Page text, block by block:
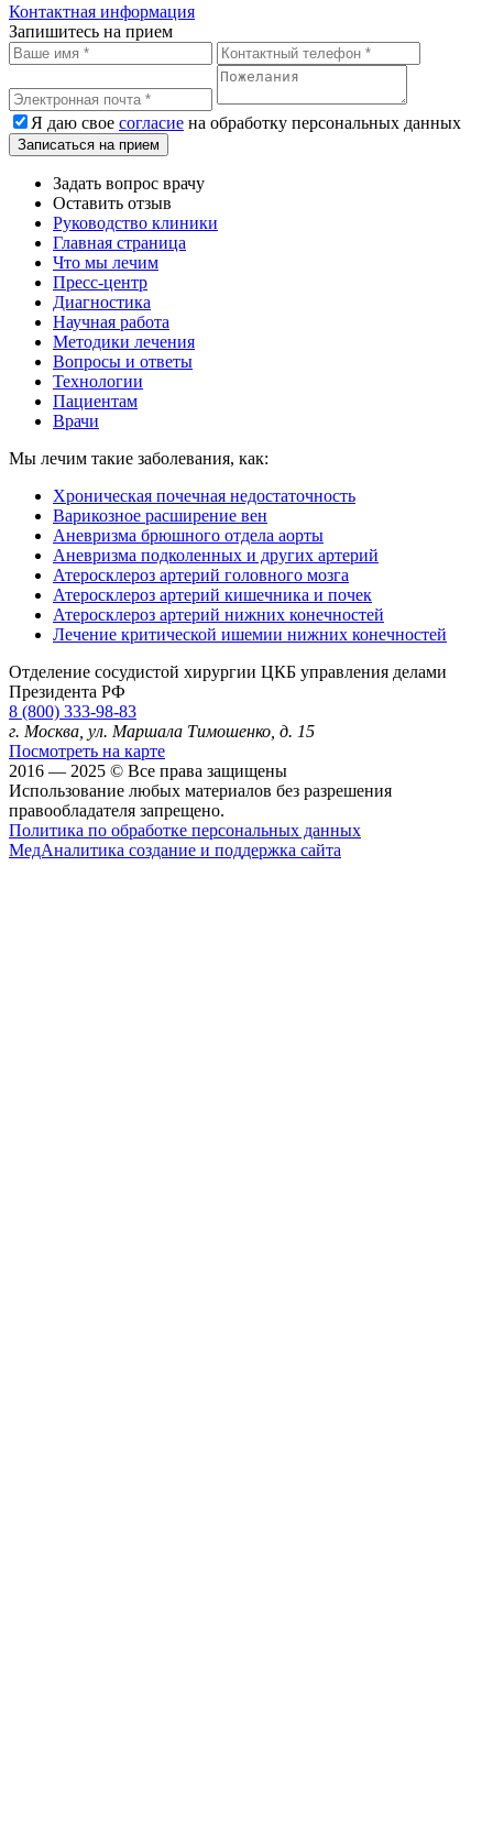
Контактная информация
Запишитесь на прием
Я даю свое согласие на обработку персональных данных
Записаться на прием
Задать вопрос врачу
Оставить отзыв
Руководство клиники
Главная страница
Что мы лечим
Пресс-центр
Диагностика
Научная работа
Методики лечения
Вопросы и ответы
Технологии
Пациентам
Врачи
Мы лечим такие заболевания, как:
Хроническая почечная недостаточность
Варикозное расширение вен
Аневризма брюшного отдела аорты
Аневризма подколенных и других артерий
Атеросклероз артерий головного мозга
Атеросклероз артерий кишечника и почек
Атеросклероз артерий нижних конечностей
Лечение критической ишемии нижних конечностей
Отделение сосудистой хирургии ЦКБ управления делами
Президента РФ
8 (800) 333-98-83
г. Москва, ул. Маршала Тимошенко, д. 15
Посмотреть на карте
2016 — 2025 © Все права защищены
Использование любых материалов без разрешения
правообладателя запрещено.
Политика по обработке персональных данных
МедАналитика создание и поддержка сайта